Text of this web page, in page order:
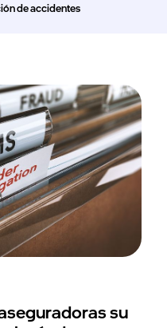
de accidentes
su